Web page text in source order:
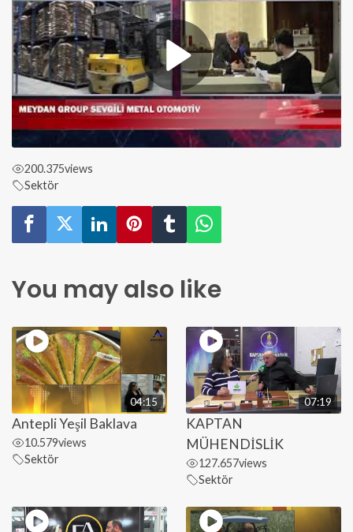
200.375views
Sektör
You may also like
04:15
Antepli Yeşil Baklava
10.579views
Sektör
07:19
KAPTAN
MÜHENDİSLİK
127.657views
Sektör